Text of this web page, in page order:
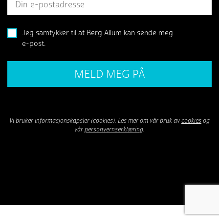
Jeg samtykker til at Berg Allum kan sende meg
e-post.
Vi bruker informasjonskapsler (cookies). Les mer om vår bruk avcookiesog
vårpersonvernserklæring.